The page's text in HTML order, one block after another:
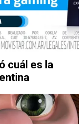
cuál es la